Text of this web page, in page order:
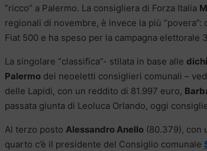
”ricco” a Palermo. La consigliera di Forza Italia
regionali di novembre, è invece la più
Fiat 500 e ha speso per la campagna elettorale
La singolare “classifica”- stilata in base alle
Palermo dei neoeletti consiglieri comunali –
delle Lapidi, con un reddito di 81.997 euro,
passata giunta di Leoluca Orlando, oggi
Al terzo posto Alessandro Anello (80.379), con
quarto c’è il presidente del Consiglio comunale